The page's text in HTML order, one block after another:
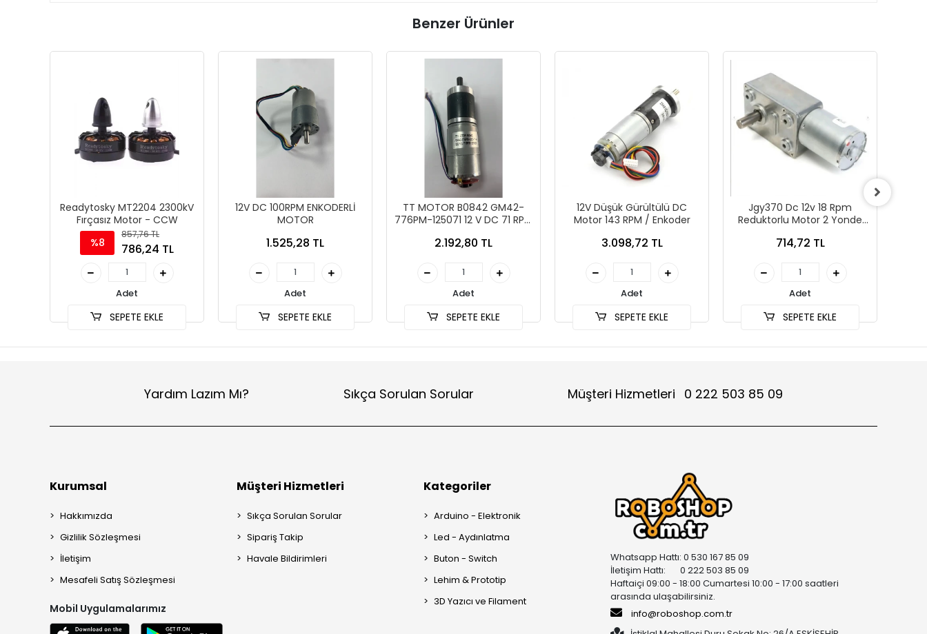
Benzer Ürünler
Readytosky MT2204 2300kV
Fırçasız Motor - CCW
%8
857,76 TL
786,24 TL
Adet
SEPETE EKLE
12V DC 100RPM ENKODERLİ
MOTOR
1.525,28 TL
Adet
SEPETE EKLE
TT MOTOR B0842 GM42-
776PM-125071 12 V DC 71 RPM
2.192,80 TL
Adet
SEPETE EKLE
12V Düşük Gürültülü DC
Motor 143 RPM / Enkoder
3.098,72 TL
Adet
SEPETE EKLE
Jgy370 Dc 12v 18 Rpm
Reduktorlu Motor 2 Yonde
Metal Disli
714,72 TL
Adet
SEPETE EKLE
Yardım Lazım Mı? Sıkça Sorulan Sorular Müşteri Hizmetleri 0 222 503 85 09
Kurumsal
Hakkımızda
Gizlilik Sözleşmesi
İletişim
Mesafeli Satış Sözleşmesi
Mobil Uygulamalarımız
Müşteri Hizmetleri
Sıkça Sorulan Sorular
Sipariş Takip
Havale Bildirimleri
Kategoriler
Arduino - Elektronik
Led - Aydınlatma
Buton - Switch
Lehim & Prototip
3D Yazıcı ve Filament
Whatsapp Hattı: 0 530 167 85 09
İletişim Hattı: 0 222 503 85 09
Haftaiçi 09:00 - 18:00 Cumartesi 10:00 - 17:00 saatleri
arasında ulaşabilirsiniz.
info@roboshop.com.tr